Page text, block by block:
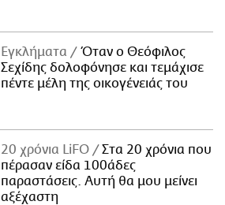
Εγκλήματα
Όταν ο Θεόφιλος
Σεχίδης δολοφόνησε και τεμάχισε
πέντε μέλη της οικογένειάς του
20 χρόνια LiFO
Στα 20 χρόνια που
πέρασαν είδα 100άδες
παραστάσεις. Αυτή θα μου μείνει
αξέχαστη